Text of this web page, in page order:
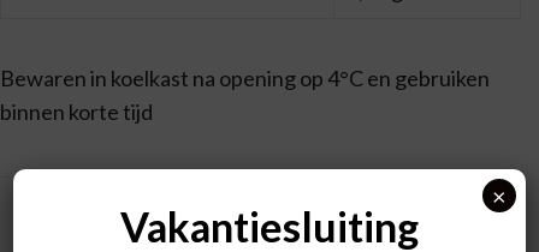
Bewaren in koelkast na opening op 4°C en gebruiken
binnen korte tijd
Vakantiesluiting
×